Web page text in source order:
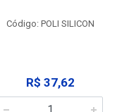
Código: POLI SILICON
R$ 37,62